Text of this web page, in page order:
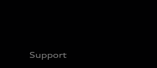
Support